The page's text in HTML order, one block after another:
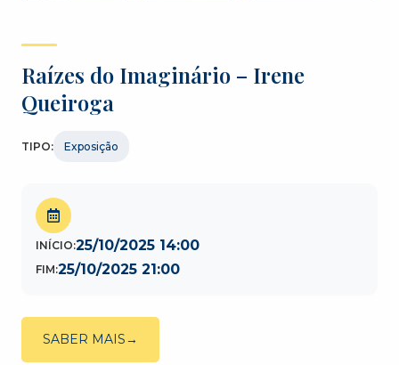
Raízes do Imaginário – Irene
Queiroga
TIPO: Exposição
INÍCIO:25/10/2025 14:00
FIM:25/10/2025 21:00
SABER MAIS